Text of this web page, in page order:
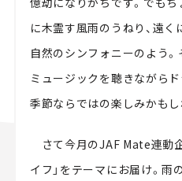
に木霊す風雨のうねり、遠
自然のシンフォニーのよう
ミュージックを聴きながら
季節ならではの楽しみかもし
さて今月のJAF Mate連動
イフ」をテーマにお届け。雨